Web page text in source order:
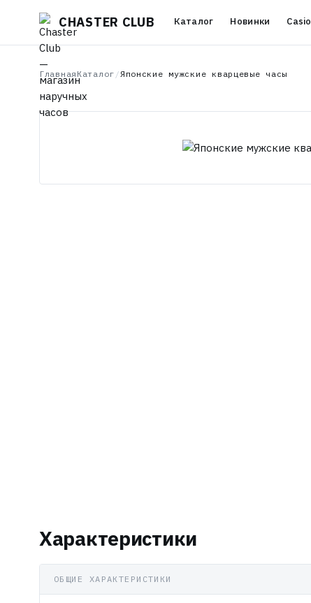
CHASTER CLUB Каталог Новинки Casio
Главная Каталог /Японские мужские кварцевые часы
Характеристики
ОБЩИЕ ХАРАКТЕРИСТИКИ